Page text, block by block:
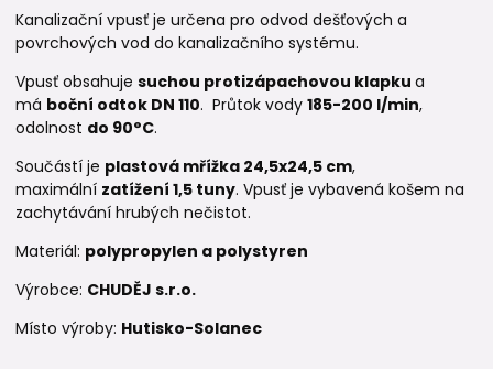
Kanalizační vpusť je určena pro odvod dešťových a
povrchových vod do kanalizačního systému.
Vpusť obsahuje suchou protizápachovou klapku a
má boční odtok DN 110. Průtok vody 185-200 l/min,
odolnost do 90°C.
Součástí je plastová mřížka 24,5x24,5 cm,
maximální zatížení 1,5 tuny. Vpusť je vybavená košem na
zachytávání hrubých nečistot.
Materiál: polypropylen a polystyren
Výrobce: CHUDĚJ s.r.o.
Místo výroby: Hutisko-Solanec